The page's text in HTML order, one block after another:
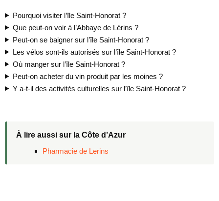
Pourquoi visiter l’île Saint-Honorat ?
Que peut-on voir à l’Abbaye de Lérins ?
Peut-on se baigner sur l’île Saint-Honorat ?
Les vélos sont-ils autorisés sur l’île Saint-Honorat ?
Où manger sur l’île Saint-Honorat ?
Peut-on acheter du vin produit par les moines ?
Y a-t-il des activités culturelles sur l’île Saint-Honorat ?
À lire aussi sur la Côte d’Azur
Pharmacie de Lerins